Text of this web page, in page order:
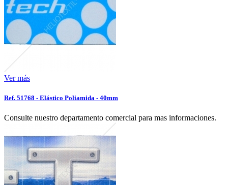
Ver más
Ref. 51768 - Elástico Poliamida - 40mm
Consulte nuestro departamento comercial para mas informaciones.